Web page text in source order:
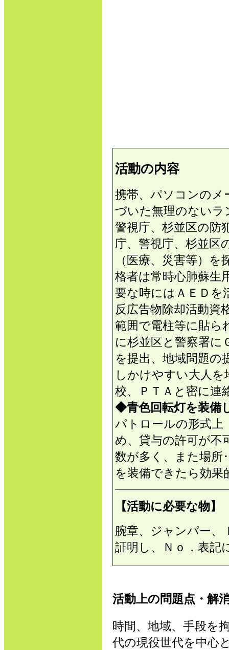
活動の内容
携帯、パソコンのメ
づいた無理のない
警視庁、杉並区の防
庁、警視庁、杉並区
（医療、災害等）
格者は常時心肺蘇生
要な時にはＡＥＤを
反広告物除却活動資
範囲で電柱等に貼ら
に杉並区と警察署に
を提出、地域問題の
しかけやすい大人
校、ＰＴＡと密に連
◆青色回転灯を装備
パトロールの形式上
め、貸与の許可が不
数が多く、また場所
を装備できたら効果
【活動に必要な物】
腕章、ジャンパー、
証明し、Ｎｏ．表記
活動上の問題点・解
時間、地域、手段を
代の現役世代を中心